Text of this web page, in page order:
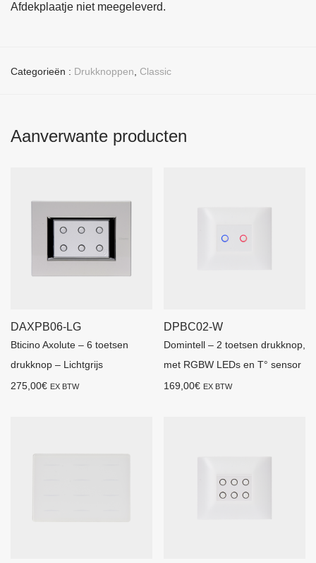
Afdekplaatje niet meegeleverd.
Categorieën : Drukknoppen Classic
Aanverwante producten
DAXPB06-LG
Bticino Axolute – 6 toetsen
drukknop – Lichtgrijs
275,00€ EX BTW
DPBC02-W
Domintell – 2 toetsen drukknop,
met RGBW LEDs en T° sensor
169,00€ EX BTW